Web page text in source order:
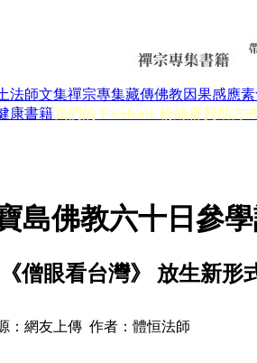
法師文集禪宗專集藏傳佛教因果感應
康書籍我們的 Facebook 粉絲群贊助方
島佛教六十日參
《僧眼看台灣》 放生新形
：網友上傳 作者：體恒法師